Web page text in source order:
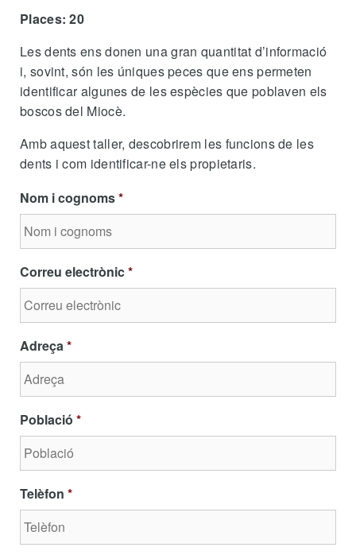
Places: 20
Les dents ens donen una gran quantitat d’informació
i, sovint, són les úniques peces que ens permeten
identificar algunes de les espècies que poblaven els
boscos del Miocè.
Amb aquest taller, descobrirem les funcions de les
dents i com identificar-ne els propietaris.
Nom i cognoms*
Correu electrònic*
Adreça*
Població *
Telèfon *